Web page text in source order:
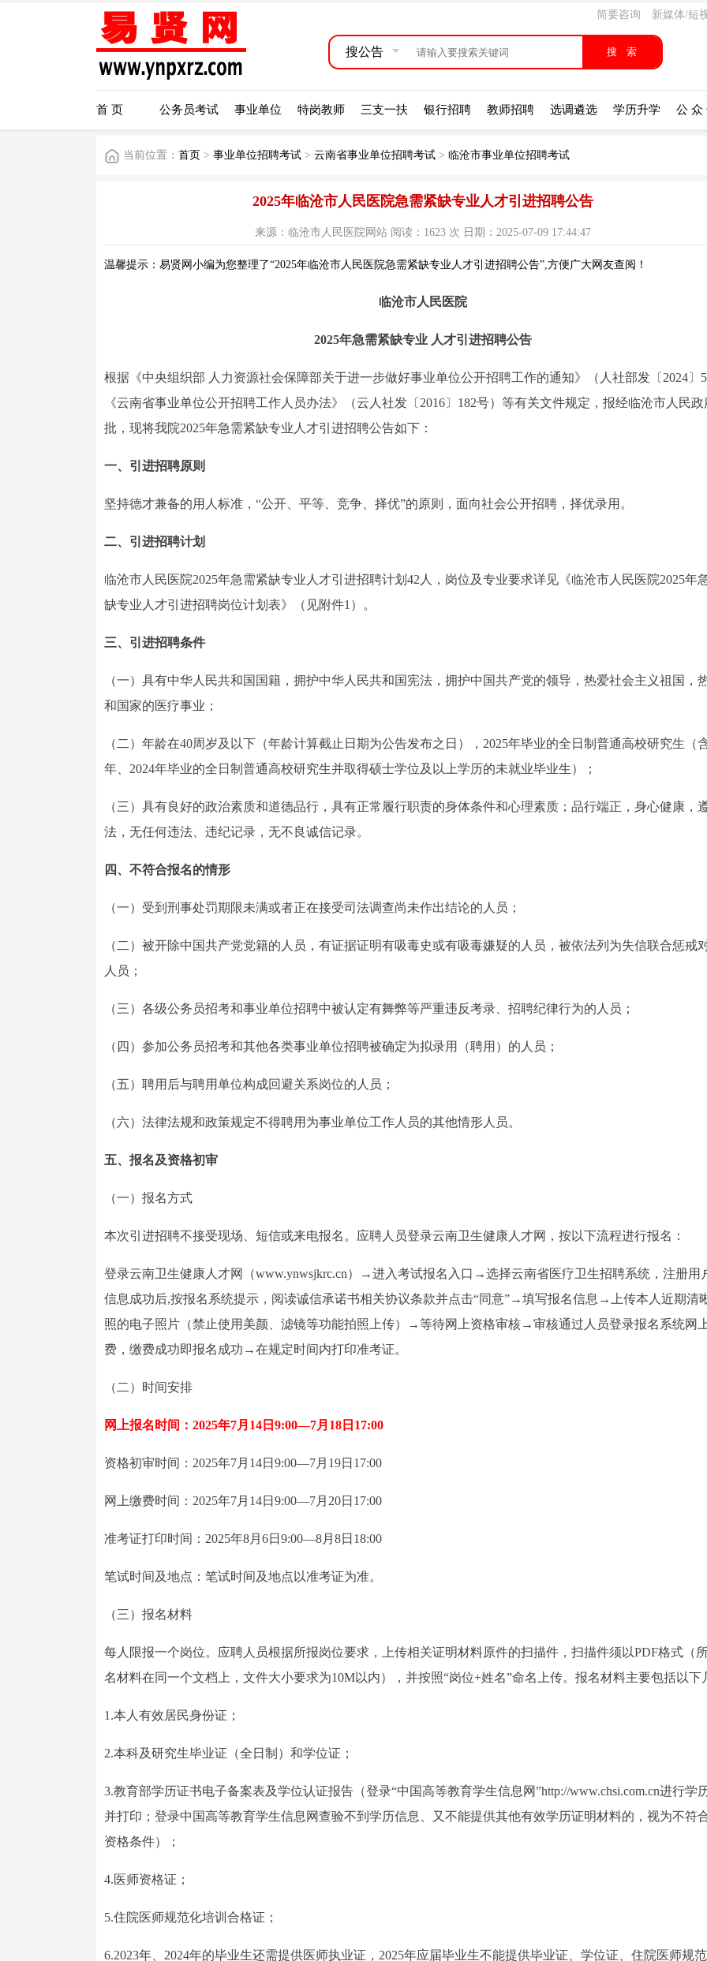
简要咨询 新媒体/短
搜公告
首 页 公务员考试 事业单位 特岗教师 三支一扶 银行招聘 教师招聘 选调遴选 学历升学 公 众
当前位置： 首页 > 事业单位招聘考试 > 云南省事业单位招聘考试 > 临沧市事业单位招聘考试
2025年临沧市人民医院急需紧缺专业人才引进招聘公告
来源：临沧市人民医院网站 阅读：1623 次 日期：2025-07-09 17:44:47
温馨提示：易贤网小编为您整理了“2025年临沧市人民医院急需紧缺专业人才引进招聘公告”,方便广大网友查阅！
临沧市人民医院
2025年急需紧缺专业 人才引进招聘公告
根据《中央组织部 人力资源社会保障部关于进一步做好事业单位公开招聘工作的通知》（人社部发〔2024〕
《云南省事业单位公开招聘工作人员办法》（云人社发〔2016〕182号）等有关文件规定，报经临沧市人民政
批，现将我院2025年急需紧缺专业人才引进招聘公告如下：
一、引进招聘原则
坚持德才兼备的用人标准，“公开、平等、竞争、择优”的原则，面向社会公开招聘，择优录用。
二、引进招聘计划
临沧市人民医院2025年急需紧缺专业人才引进招聘计划42人，岗位及专业要求详见《临沧市人民医院2025年
缺专业人才引进招聘岗位计划表》（见附件1）。
三、引进招聘条件
（一）具有中华人民共和国国籍，拥护中华人民共和国宪法，拥护中国共产党的领导，热爱社会主义祖国，
和国家的医疗事业；
（二）年龄在40周岁及以下（年龄计算截止日期为公告发布之日），2025年毕业的全日制普通高校研究生（
年、2024年毕业的全日制普通高校研究生并取得硕士学位及以上学历的未就业毕业生）；
（三）具有良好的政治素质和道德品行，具有正常履行职责的身体条件和心理素质；品行端正，身心健康，
法，无任何违法、违纪记录，无不良诚信记录。
四、不符合报名的情形
（一）受到刑事处罚期限未满或者正在接受司法调查尚未作出结论的人员；
（二）被开除中国共产党党籍的人员，有证据证明有吸毒史或有吸毒嫌疑的人员，被依法列为失信联合惩戒
人员；
（三）各级公务员招考和事业单位招聘中被认定有舞弊等严重违反考录、招聘纪律行为的人员；
（四）参加公务员招考和其他各类事业单位招聘被确定为拟录用（聘用）的人员；
（五）聘用后与聘用单位构成回避关系岗位的人员；
（六）法律法规和政策规定不得聘用为事业单位工作人员的其他情形人员。
五、报名及资格初审
（一）报名方式
本次引进招聘不接受现场、短信或来电报名。应聘人员登录云南卫生健康人才网，按以下流程进行报名：
登录云南卫生健康人才网（www.ynwsjkrc.cn）→进入考试报名入口→选择云南省医疗卫生招聘系统，注册用
信息成功后,按报名系统提示，阅读诚信承诺书相关协议条款并点击“同意”→填写报名信息→上传本人近期清
照的电子照片（禁止使用美颜、滤镜等功能拍照上传）→等待网上资格审核→审核通过人员登录报名系统网
费，缴费成功即报名成功→在规定时间内打印准考证。
（二）时间安排
网上报名时间：2025年7月14日9:00—7月18日17:00
资格初审时间：2025年7月14日9:00—7月19日17:00
网上缴费时间：2025年7月14日9:00—7月20日17:00
准考证打印时间：2025年8月6日9:00—8月8日18:00
笔试时间及地点：笔试时间及地点以准考证为准。
（三）报名材料
每人限报一个岗位。应聘人员根据所报岗位要求，上传相关证明材料原件的扫描件，扫描件须以PDF格式（
名材料在同一个文档上，文件大小要求为10M以内），并按照“岗位+姓名”命名上传。报名材料主要包括以下
1.本人有效居民身份证；
2.本科及研究生毕业证（全日制）和学位证；
3.教育部学历证书电子备案表及学位认证报告（登录“中国高等教育学生信息网”http://www.chsi.com.cn进行学
并打印；登录中国高等教育学生信息网查验不到学历信息、又不能提供其他有效学历证明材料的，视为不符
资格条件）；
4.医师资格证；
5.住院医师规范化培训合格证；
6.2023年、2024年的毕业生还需提供医师执业证，2025年应届毕业生不能提供毕业证、学位证、住院医师规